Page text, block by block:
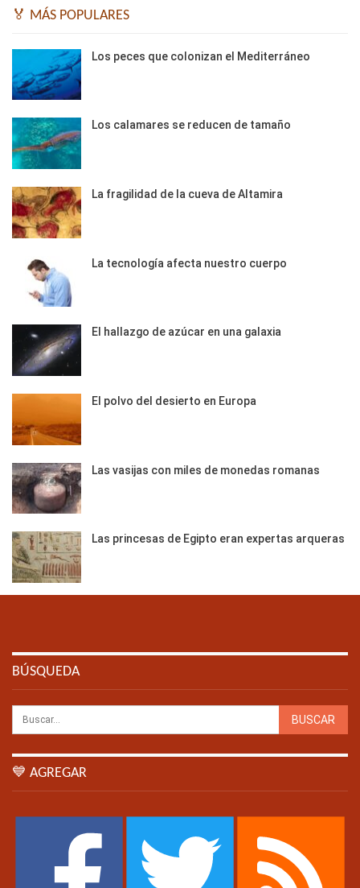
🏅 MÁS POPULARES
Los peces que colonizan el Mediterráneo
Los calamares se reducen de tamaño
La fragilidad de la cueva de Altamira
La tecnología afecta nuestro cuerpo
El hallazgo de azúcar en una galaxia
El polvo del desierto en Europa
Las vasijas con miles de monedas romanas
Las princesas de Egipto eran expertas arqueras
BÚSQUEDA
💙 AGREGAR